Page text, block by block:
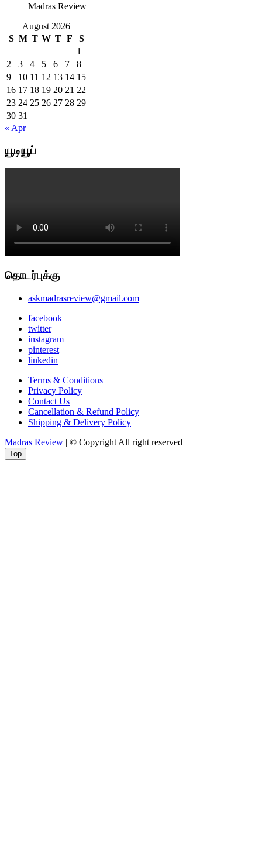
Madras Review
August 2026
S M T W T F
S
1
2
3 4 5 6 7
8
9
10 11 12 13 14 15
16 17 18 19 20 21 22
23 24 25 26 27 28 29
30 31
« Apr
யூடியூப்
தொடர்புக்கு
askmadrasreview@gmail.com
facebook
twitter
instagram
pinterest
linkedin
Terms & Conditions
Privacy Policy
Contact Us
Cancellation & Refund Policy
Shipping & Delivery Policy
Madras Review | © Copyright All right reserved
Top